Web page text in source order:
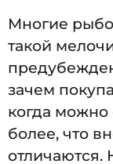
Многие
такой
зачем
когда
более, что
отличаются.